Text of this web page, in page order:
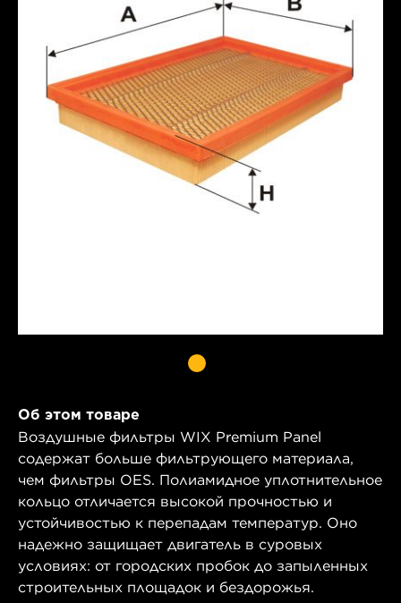
Об этом товаре
Воздушные фильтры WIX Premium Panel
содержат больше фильтрующего материала,
чем фильтры OES. Полиамидное уплотнительное
кольцо отличается высокой прочностью и
устойчивостью к перепадам температур. Оно
надежно защищает двигатель в суровых
условиях: от городских пробок до запыленных
строительных площадок и бездорожья.